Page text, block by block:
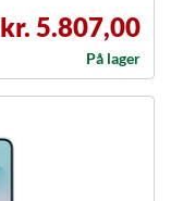
kr. 5.807,00
På lager